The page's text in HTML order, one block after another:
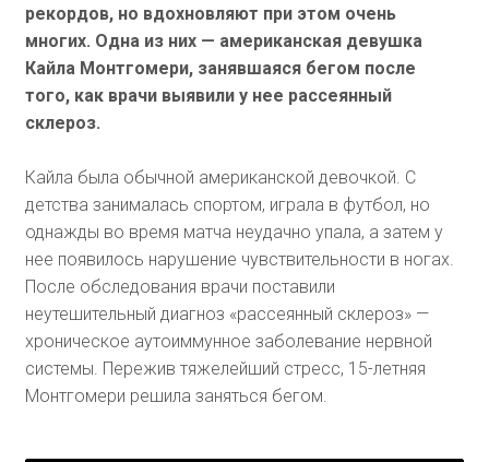
рекордов, но вдохновляют при этом очень
многих. Одна из них — американская девушка
Кайла Монтгомери, занявшаяся бегом после
того, как врачи выявили у нее рассеянный
склероз.
Кайла была обычной американской девочкой. С
детства занималась спортом, играла в футбол, но
однажды во время матча неудачно упала, а затем у
нее появилось нарушение чувствительности в ногах.
После обследования врачи поставили
неутешительный диагноз «рассеянный склероз» —
хроническое аутоиммунное заболевание нервной
системы. Пережив тяжелейший стресс, 15-летняя
Монтгомери решила заняться бегом.